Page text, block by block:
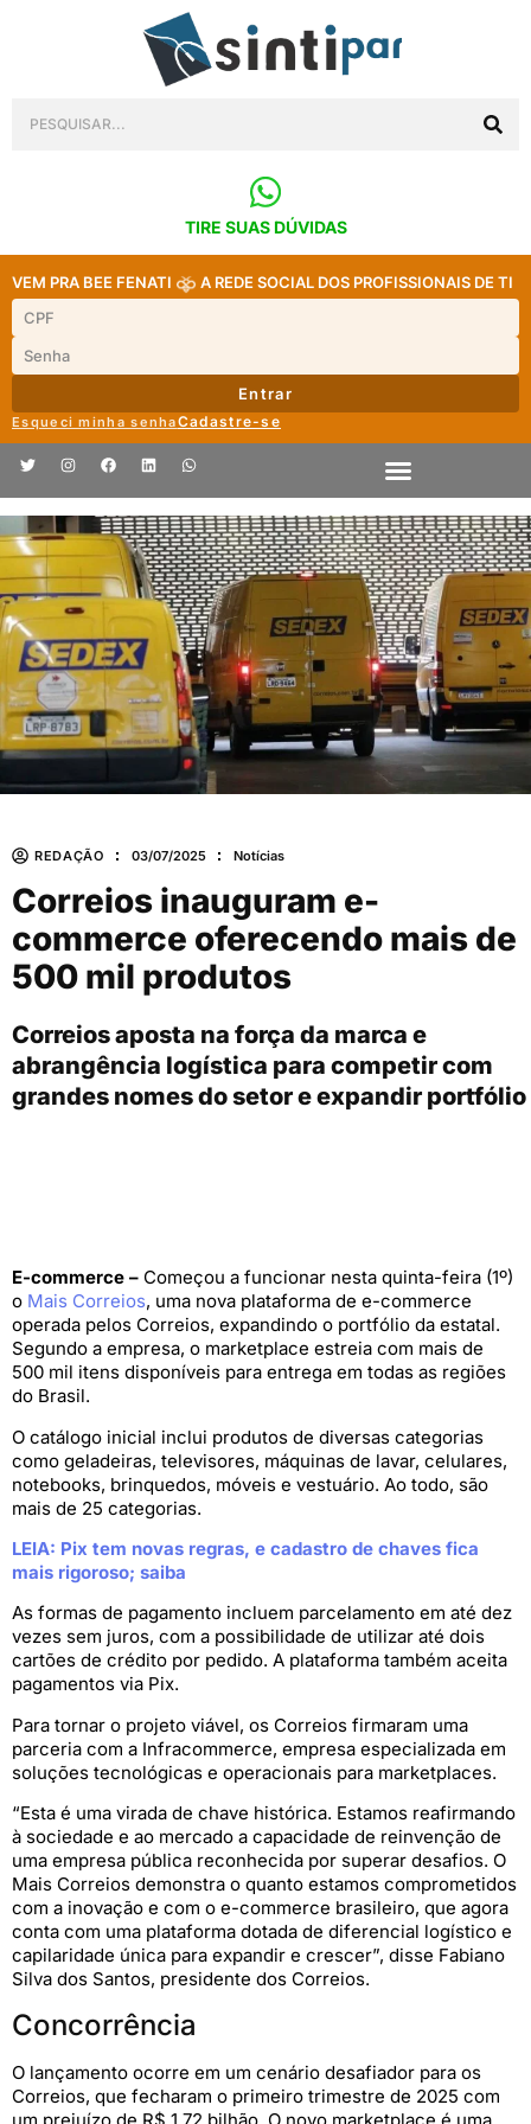
TIRE SUAS DÚVIDAS
VEM PRA BEE FENATI A REDE SOCIAL DOS PROFISSIONAIS DE TI
Entrar
Esqueci minha senhaCadastre-se
REDAÇÃO 03/07/2025 Notícias
Correios inauguram e-
commerce oferecendo mais de
500 mil produtos
Correios aposta na força da marca e
abrangência logística para competir com
grandes nomes do setor e expandir portfólio
E-commerce – Começou a funcionar nesta quinta-feira (1º)
o Mais Correios, uma nova plataforma de e-commerce
operada pelos Correios, expandindo o portfólio da estatal.
Segundo a empresa, o marketplace estreia com mais de
500 mil itens disponíveis para entrega em todas as regiões
do Brasil.
O catálogo inicial inclui produtos de diversas categorias
como geladeiras, televisores, máquinas de lavar, celulares,
notebooks, brinquedos, móveis e vestuário. Ao todo, são
mais de 25 categorias.
LEIA: Pix tem novas regras, e cadastro de chaves fica
mais rigoroso; saiba
As formas de pagamento incluem parcelamento em até dez
vezes sem juros, com a possibilidade de utilizar até dois
cartões de crédito por pedido. A plataforma também aceita
pagamentos via Pix.
Para tornar o projeto viável, os Correios firmaram uma
parceria com a Infracommerce, empresa especializada em
soluções tecnológicas e operacionais para marketplaces.
“Esta é uma virada de chave histórica. Estamos reafirmando
à sociedade e ao mercado a capacidade de reinvenção de
uma empresa pública reconhecida por superar desafios. O
Mais Correios demonstra o quanto estamos comprometidos
com a inovação e com o e-commerce brasileiro, que agora
conta com uma plataforma dotada de diferencial logístico e
capilaridade única para expandir e crescer”, disse Fabiano
Silva dos Santos, presidente dos Correios.
Concorrência
O lançamento ocorre em um cenário desafiador para os
Correios, que fecharam o primeiro trimestre de 2025 com
um prejuízo de R$ 1,72 bilhão. O novo marketplace é uma